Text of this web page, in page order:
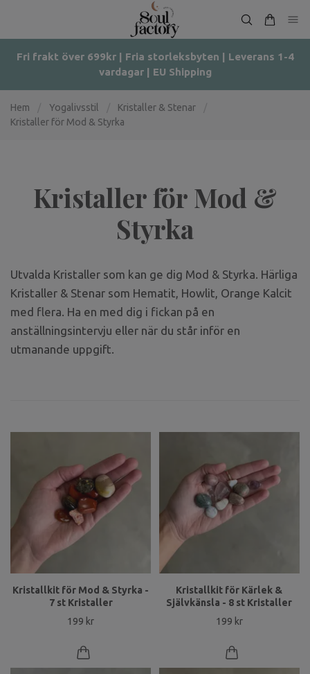
Fri frakt över 699kr | Fria storleksbyten | Leverans 1-4
vardagar | EU Shipping
Hem Yogalivsstil Kristaller & Stenar
Kristaller för Mod & Styrka
Kristaller för Mod &
Styrka
Utvalda Kristaller som kan ge dig Mod & Styrka. Härliga
Kristaller & Stenar som Hematit, Howlit, Orange Kalcit
med flera. Ha en med dig i fickan på en
anställningsintervju eller när du står inför en
utmanande uppgift.
Kristallkit för Mod & Styrka -
7 st Kristaller
199 kr
Kristallkit för Kärlek &
Självkänsla - 8 st Kristaller
199 kr